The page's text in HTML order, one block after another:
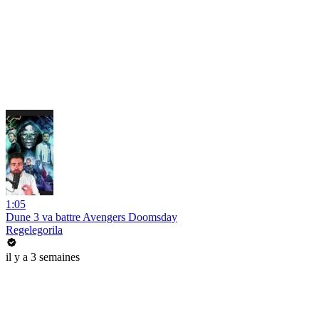
1:05
Dune 3 va battre Avengers Doomsday
Regelegorila
il y a 3 semaines